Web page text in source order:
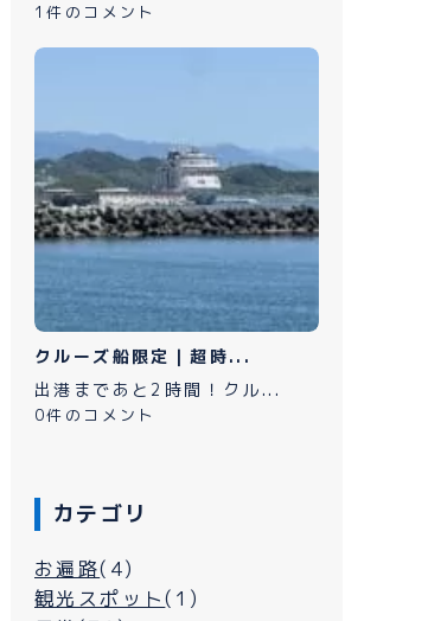
1件のコメント
クルーズ船限定｜超時...
出港まであと2時間！クル...
0件のコメント
カテゴリ
お遍路(4)
観光スポット(1)